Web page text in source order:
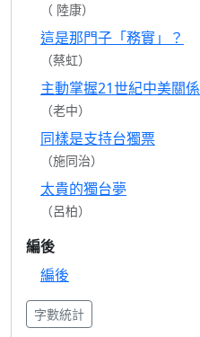
（ 陸康）
這是那門子「務實」？
（蔡虹）
主動掌握21世紀中美關係
（老中）
同樣是支持台獨票
（施同治）
太貴的獨台夢
（呂柏）
編後
編後
字數統計